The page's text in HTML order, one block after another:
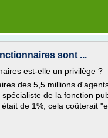
sont ...
est-elle un privilège ?
des 5,5 millions
de la fonction
de 1%, cela coûterait